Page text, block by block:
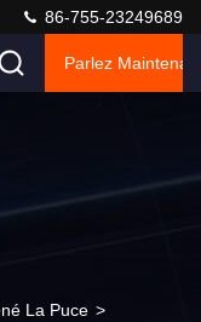
86-755-23249689
Parlez
La Puce >